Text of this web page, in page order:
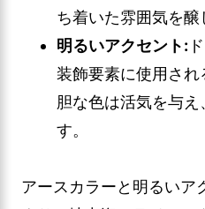
ち着いた雰囲気を醸
明るいアクセント:
装飾要素に使用さ
胆な色は活気を与
す。
アースカラーと明るいア